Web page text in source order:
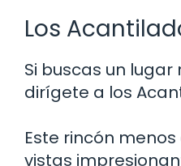
Los
Si buscas un
dirígete a los
Este rincón
vistas